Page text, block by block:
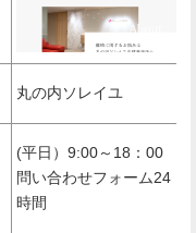
丸の内ソレイユ
(平日）9:00～18：00
問い合わせフォーム24
時間